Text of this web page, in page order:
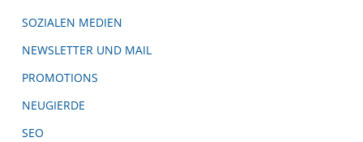
SOZIALEN MEDIEN
NEWSLETTER UND MAIL
PROMOTIONS
NEUGIERDE
SEO